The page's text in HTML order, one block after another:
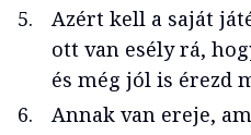
Azért kell a saját
ott van esély rá,
és még jól is érezd
Annak van ereje,